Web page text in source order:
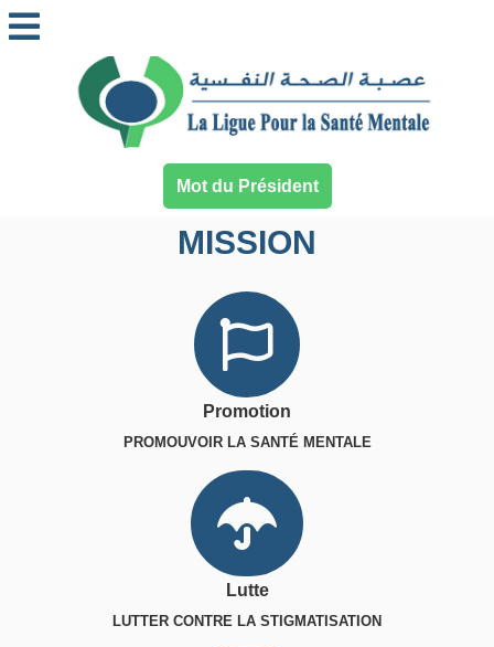
Mot du Président
MISSION
Promotion
PROMOUVOIR LA SANTÉ MENTALE
Lutte
LUTTER CONTRE LA STIGMATISATION